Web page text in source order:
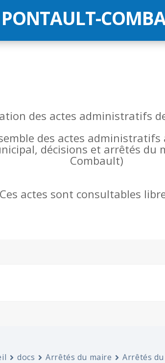
PONTAULT-
des actes administratifs
des actes
décisions et arrêtés du
Combault)
Ces actes sont consultables
docs Arrêtés du maire
Arrêtés